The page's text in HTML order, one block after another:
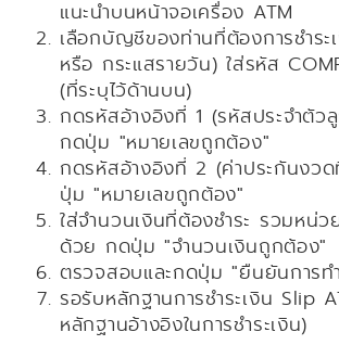
แนะนำบนหน้าจอเครื่อง ATM
เลือกบัญชีของท่านที่ต้องการชำร
หรือ กระแสรายวัน) ใส่รหัส
(ที่ระบุไว้ด้านบน)
กดรหัสอ้างอิงที่ 1 (รหัสประจำตัว
กดปุ่ม "หมายเลขถูกต้อง"
กดรหัสอ้างอิงที่ 2 (ค่าประกันงว
ปุ่ม "หมายเลขถูกต้อง"
ใส่จำนวนเงินที่ต้องชำระ รวมหน่
ด้วย กดปุ่ม "จำนวนเงินถูกต้อง"
ตรวจสอบและกดปุ่ม "ยืนยันการท
รอรับหลักฐานการชำระเงิน Slip
หลักฐานอ้างอิงในการชำระเงิน)